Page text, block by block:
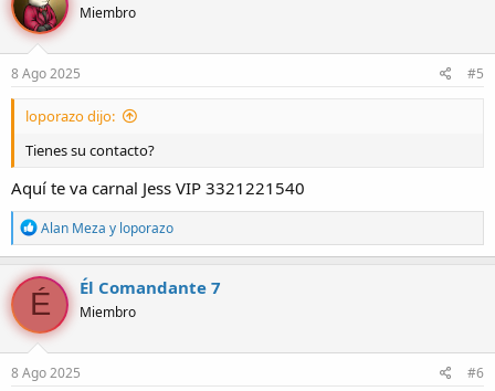
Miembro
8 Ago 2025 #5
loporazo dijo:
Tienes su contacto?
Aquí te va carnal Jess VIP 3321221540
R
e
a
c
c
i
o
n
e
Alan Meza y loporazo
É Él Comandante 7
Miembro
8 Ago 2025 #6